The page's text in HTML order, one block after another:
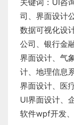
关键词： UI咨
司、界面设计公
数据可视化设
公司 、 银行金
界面设计、 气
计、 地理信息
界面设计、 医
UI界面设计、
软件wpf开发、